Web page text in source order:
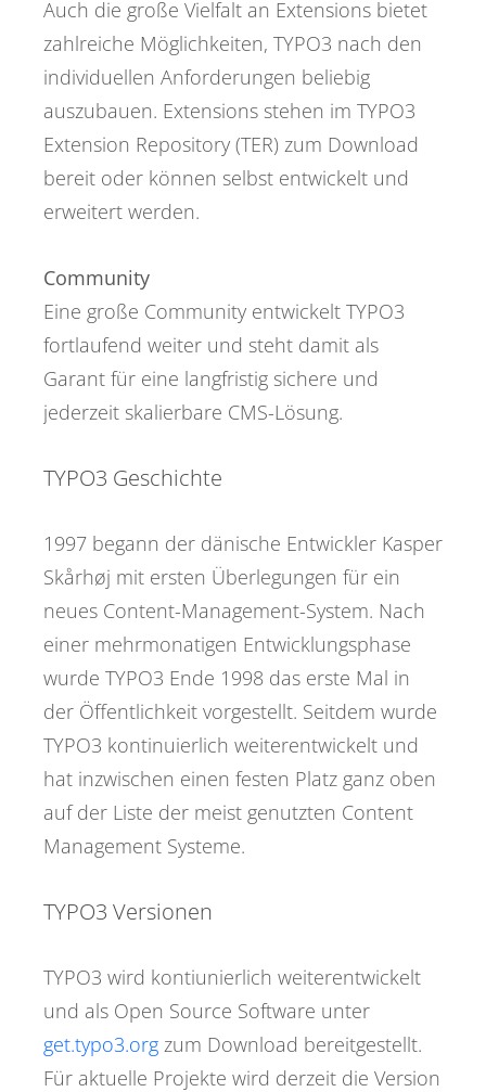
Auch die große Vielfalt an Extensions bietet
zahlreiche Möglichkeiten, TYPO3 nach den
individuellen Anforderungen beliebig
auszubauen. Extensions stehen im TYPO3
Extension Repository (TER) zum Download
bereit oder können selbst entwickelt und
erweitert werden.
Community
Eine große Community entwickelt TYPO3
fortlaufend weiter und steht damit als
Garant für eine langfristig sichere und
jederzeit skalierbare CMS-Lösung.
TYPO3 Geschichte
1997 begann der dänische Entwickler Kasper
Skårhøj mit ersten Überlegungen für ein
neues Content-Management-System. Nach
einer mehrmonatigen Entwicklungsphase
wurde TYPO3 Ende 1998 das erste Mal in
der Öffentlichkeit vorgestellt. Seitdem wurde
TYPO3 kontinuierlich weiterentwickelt und
hat inzwischen einen festen Platz ganz oben
auf der Liste der meist genutzten Content
Management Systeme.
TYPO3 Versionen
TYPO3 wird kontiunierlich weiterentwickelt
und als Open Source Software unter
get.typo3.org zum Download bereitgestellt.
Für aktuelle Projekte wird derzeit die Version